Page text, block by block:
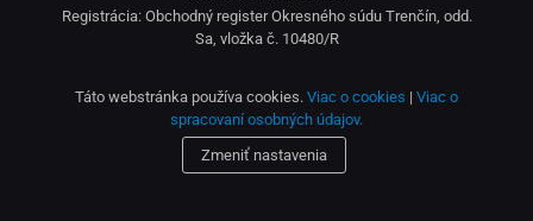
Registrácia: Obchodný register Okresného súdu Trenčín, odd.
Sa, vložka č. 10480/R
Táto webstránka používa cookies. Viac o cookies | Viac o
spracovaní osobných údajov.
Zmeniť nastavenia